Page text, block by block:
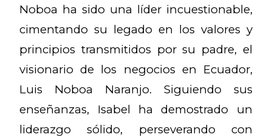
Noboa ha sido una líder incuestionable,
cimentando su legado en los valores y
principios transmitidos por su padre, el
visionario de los negocios en Ecuador,
Luis Noboa Naranjo. Siguiendo sus
enseñanzas, Isabel ha demostrado un
liderazgo sólido, perseverando con